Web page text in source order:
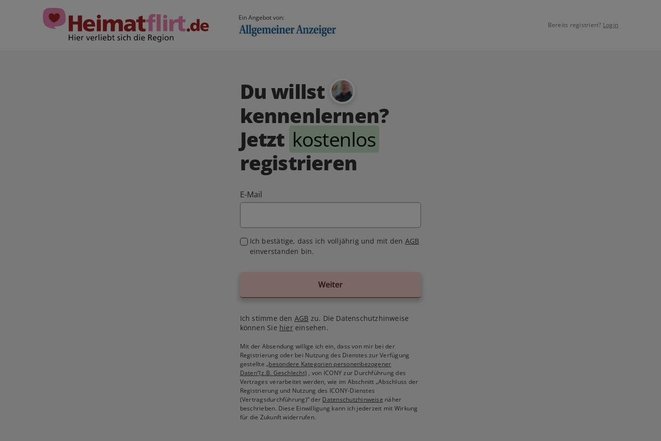
Ein Angebot von:
Bereits registriert? Login
Du willst
kennenlernen?
Jetzt kostenlos
registrieren
E-Mail
Ich bestätige, dass ich volljährig und mit den AGB
einverstanden bin.
Weiter
Ich stimme den AGB zu. Die Datenschutzhinweise
können Sie hiereinsehen.
Mit der Absendung willige ich ein, dass von mir bei der
Registrierung oder bei Nutzung des Dienstes zur Verfügung
gestellte„besondere Kategorien personenbezogener
Daten“(z.B. Geschlecht) , von ICONY zur Durchführung des
Vertrages verarbeitet werden, wie im Abschnitt „Abschluss der
Registrierung und Nutzung des ICONY-Dienstes
(Vertragsdurchführung)“ der Datenschutzhinweise näher
beschrieben. Diese Einwilligung kann ich jederzeit mit Wirkung
für die Zukunft widerrufen.